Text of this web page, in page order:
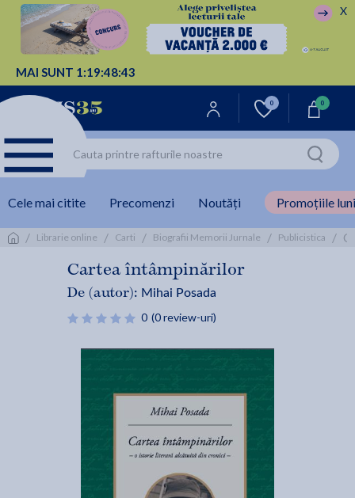
MAI SUNT 1:19:48:43
X
0 0
Cele mai citite Precomenzi Noutăți Promoțiile
/ Librarie online / Carti / Biografii Memorii Jurnale / Publicistica /
Cartea întâmpinărilor
De (autor): Mihai Posada
0 (0 review-uri)